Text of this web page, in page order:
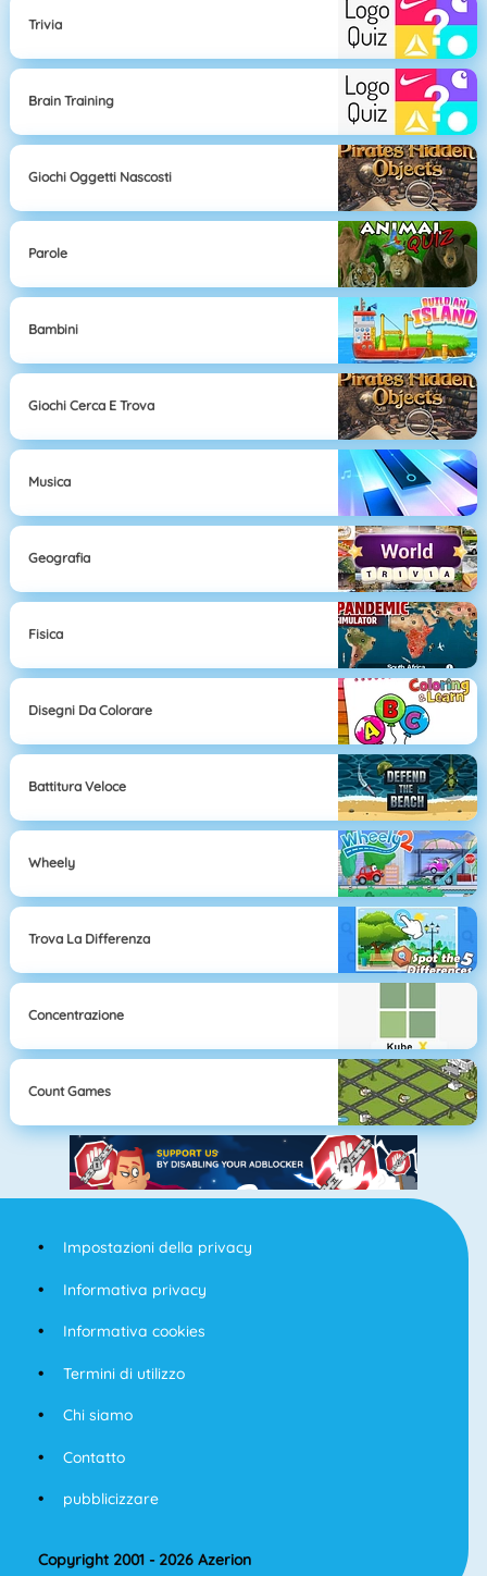
Trivia
Brain Training
Giochi Oggetti Nascosti
Parole
Bambini
Giochi Cerca E Trova
Musica
Geografia
Fisica
Disegni Da Colorare
Battitura Veloce
Wheely
Trova La Differenza
Concentrazione
Count Games
Impostazioni della privacy
Informativa privacy
Informativa cookies
Termini di utilizzo
Chi siamo
Contatto
pubblicizzare
Copyright 2001 - 2026 Azerion